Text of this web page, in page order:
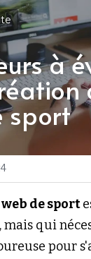
à
sport
de sport
mais qui
pour